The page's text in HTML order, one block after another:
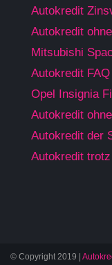
Autokredit
Autokredit
Mitsubishi
Autokredit
Opel Insignia
Autokredit
Autokredit der
Autokredit
© Copyright 2019 |